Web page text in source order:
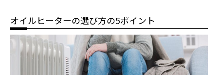
オイルヒーターの選び方の5ポイント